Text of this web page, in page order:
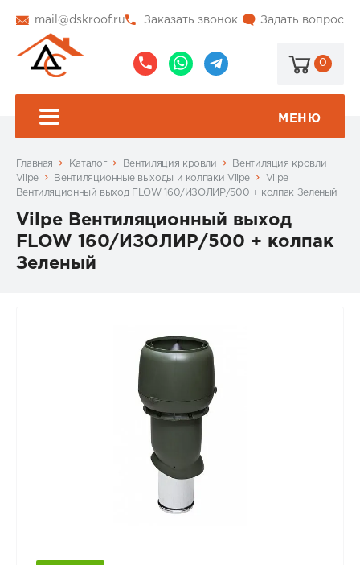
mail@dskroof.ru Задать вопрос
Заказать звонок
0
МЕНЮ
Главная Каталог Вентиляция кровли
Вентиляция кровли
Vilpe
Вентиляционные выходы и колпаки Vilpe
Vilpe
Вентиляционный выход FLOW 160/ИЗОЛИР/500 + колпак Зеленый
Vilpe Вентиляционный выход
FLOW 160/ИЗОЛИР/500 + колпак
Зеленый